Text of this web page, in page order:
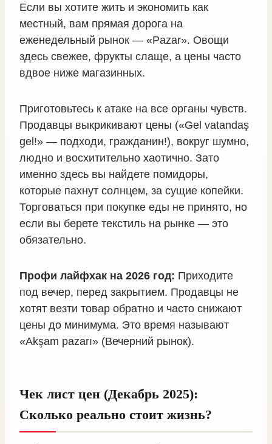
Если вы хотите жить и экономить как
местный, вам прямая дорога на
еженедельный рынок — «Pazar». Овощи
здесь свежее, фрукты слаще, а цены часто
вдвое ниже магазинных.
Приготовьтесь к атаке на все органы чувств.
Продавцы выкрикивают цены («Gel vatandaş
gel!» — подходи, гражданин!), вокруг шумно,
людно и восхитительно хаотично. Зато
именно здесь вы найдете помидоры,
которые пахнут солнцем, за сущие копейки.
Торговаться при покупке еды не принято, но
если вы берете текстиль на рынке — это
обязательно.
Профи лайфхак на 2026 год: Приходите
под вечер, перед закрытием. Продавцы не
хотят везти товар обратно и часто снижают
цены до минимума. Это время называют
«Akşam pazarı» (Вечерний рынок).
Чек лист цен (Декабрь 2025):
Сколько реально стоит жизнь?